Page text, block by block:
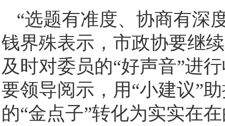
“选题有准度、协商有深
钱界殊表示，市政协要继
及时对委员的“好声音”进
要领导阅示，用“小建议”
的“金点子”转化为实实在